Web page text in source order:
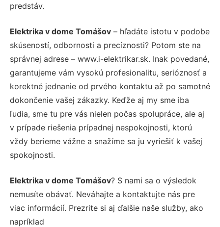
predstáv.
Elektrika v dome Tomášov – hľadáte istotu v podobe
skúseností, odbornosti a precíznosti? Potom ste na
správnej adrese – www.i-elektrikar.sk. Inak povedané,
garantujeme vám vysokú profesionalitu, serióznosť a
korektné jednanie od prvého kontaktu až po samotné
dokončenie vašej zákazky. Keďže aj my sme iba
ľudia, sme tu pre vás nielen počas spolupráce, ale aj
v prípade riešenia prípadnej nespokojnosti, ktorú
vždy berieme vážne a snažíme sa ju vyriešiť k vašej
spokojnosti.
Elektrika v dome Tomášov? S nami sa o výsledok
nemusíte obávať. Neváhajte a kontaktujte nás pre
viac informácií. Prezrite si aj ďalšie naše služby, ako
napríklad